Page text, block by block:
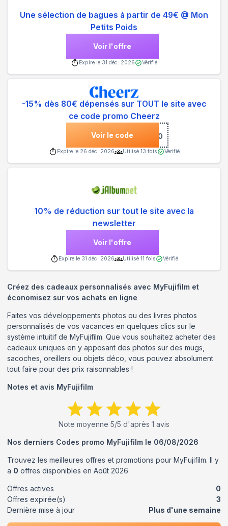
Une sélection de bagues à partir de 49€ @ Mon
Petits Poids
Voir l'offre
Expire le 31 déc. 2026 Vérifié
-15% dès 80€ dépensés sur TOUT le site avec
ce code promo Cheerz
Voir le code***ERZ80
Expire le 26 déc. 2026 Utilisé 13 fois Vérifié
10% de réduction sur tout le site avec la
newsletter
Voir l'offre
Expire le 31 déc. 2026 Utilisé 11 fois Vérifié
Créez des cadeaux personnalisés avec MyFujifilm et
économisez sur vos achats en ligne
Faites vos développements photos ou des livres photos
personnalisés de vos vacances en quelques clics sur le
système intuitif de MyFujifilm. Que vous souhaitez acheter des
cadeaux uniques en y apposant des photos sur des mugs,
sacoches, oreillers ou objets déco, vous pouvez absolument
tout faire pour des prix raisonnables !
Notes et avis MyFujifilm
Note moyenne 5/5 d'après 1 avis
Nos derniers Codes promo MyFujifilm le 06/08/2026
Trouvez les meilleures offres et promotions pour MyFujifilm. Il y
a 0 offres disponibles en Août 2026
Offres actives
0
Offres expirée(s)
3
Dernière mise à jour
Plus d'une semaine